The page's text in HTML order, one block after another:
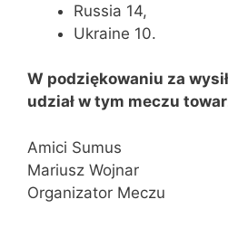
Russia 14,
Ukraine 10.
W podziękowaniu za
udział w tym meczu
Amici Sumus
Mariusz Wojnar
Organizator Meczu